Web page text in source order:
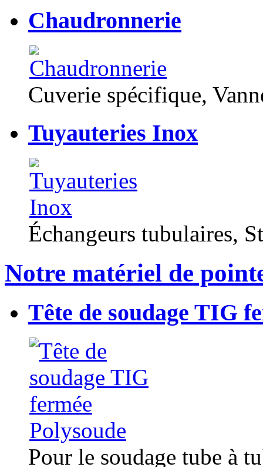
Chaudronnerie
Cuverie spécifique,
Tuyauteries Inox
Échangeurs tubulaires,
Notre matériel de
Tête de soudage TIG
Pour le soudage tube à